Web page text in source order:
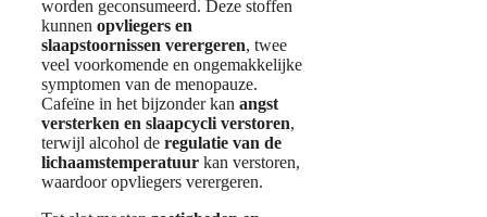
worden geconsumeerd. Deze stoffen
kunnen opvliegers en
slaapstoornissen verergeren, twee
veel voorkomende en ongemakkelijke
symptomen van de menopauze.
Cafeïne in het bijzonder kan angst
versterken en slaapcycli verstoren,
terwijl alcohol de regulatie van de
lichaamstemperatuur kan verstoren,
waardoor opvliegers verergeren.